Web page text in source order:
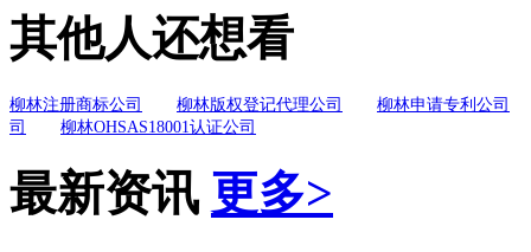
其他人还想看
柳林注册商标公司 柳林版权登记代理公司
柳林申请专利公司
司
柳林OHSAS18001认证公司
最新资讯 更多>